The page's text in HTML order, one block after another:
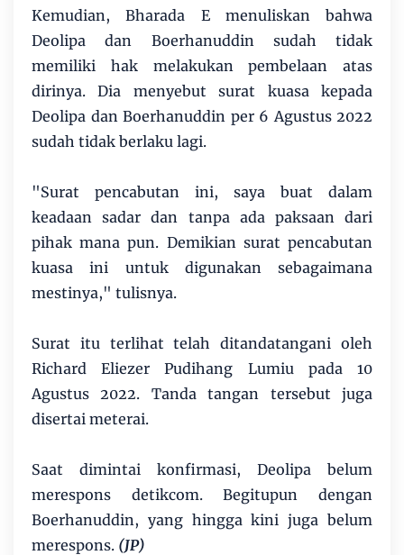
Kemudian, Bharada E menuliskan bahwa
Deolipa dan Boerhanuddin sudah tidak
memiliki hak melakukan pembelaan atas
dirinya. Dia menyebut surat kuasa kepada
Deolipa dan Boerhanuddin per 6 Agustus 2022
sudah tidak berlaku lagi.
"Surat pencabutan ini, saya buat dalam
keadaan sadar dan tanpa ada paksaan dari
pihak mana pun. Demikian surat pencabutan
kuasa ini untuk digunakan sebagaimana
mestinya," tulisnya.
Surat itu terlihat telah ditandatangani oleh
Richard Eliezer Pudihang Lumiu pada 10
Agustus 2022. Tanda tangan tersebut juga
disertai meterai.
Saat dimintai konfirmasi, Deolipa belum
merespons detikcom. Begitupun dengan
Boerhanuddin, yang hingga kini juga belum
merespons. (JP)